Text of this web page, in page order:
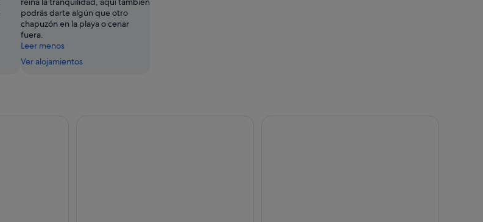
podrás darte algún que otro
chapuzón en la playa o cenar
fuera.
Leer menos
Ver alojamientos